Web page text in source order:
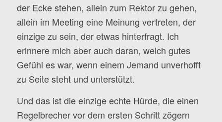
der Ecke stehen, allein zum Rektor zu gehen,
allein im Meeting eine Meinung vertreten, der
einzige zu sein, der etwas hinterfragt. Ich
erinnere mich aber auch daran, welch gutes
Gefühl es war, wenn einem Jemand unverhofft
zu Seite steht und unterstützt.
Und das ist die einzige echte Hürde, die einen
Regelbrecher vor dem ersten Schritt zögern